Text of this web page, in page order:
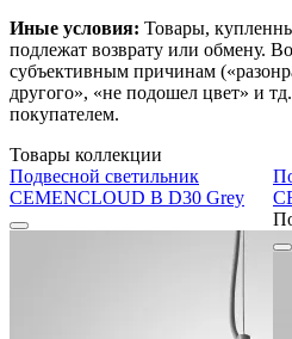
Иные условия: Товары,
подлежат возврату или обмену.
субъективным причинам
другого», «не подошел цвет» и
покупателем.
Товары коллекции
Подвесной светильник
CEMENCLOUD B D30 Grey